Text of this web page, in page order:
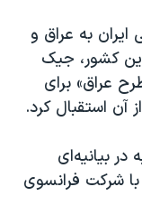
به عراق و
کشور، جیک
عراق» برای
آن استقبال کرد.
بیانیه‌ای
شرکت فرانسوی